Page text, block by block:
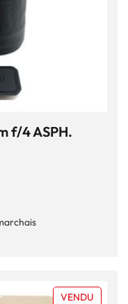
f/4 ASPH.
VENDU